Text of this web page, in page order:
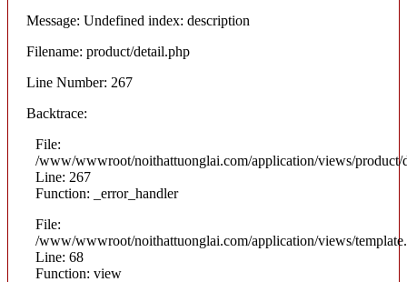
Message: Undefined index: description
Filename: product/detail.php
Line Number: 267
Backtrace:
File:
/www/wwwroot/noithattuonglai.com/application/views/product/
Line: 267
Function: _error_handler
File:
/www/wwwroot/noithattuonglai.com/application/views/
Line: 68
Function: view